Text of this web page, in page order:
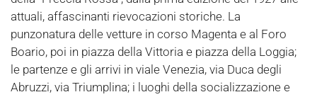
attuali, affascinanti rievocazioni storiche. La
punzonatura delle vetture in corso Magenta e al Foro
Boario, poi in piazza della Vittoria e piazza della Loggia;
le partenze e gli arrivi in viale Venezia, via Duca degli
Abruzzi, via Triumplina; i luoghi della socializzazione e